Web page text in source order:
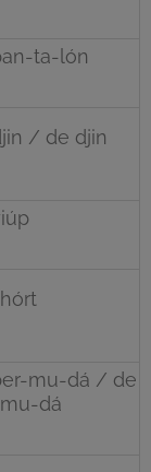
ta-lón
/ de djin
mu-dá / de
dá